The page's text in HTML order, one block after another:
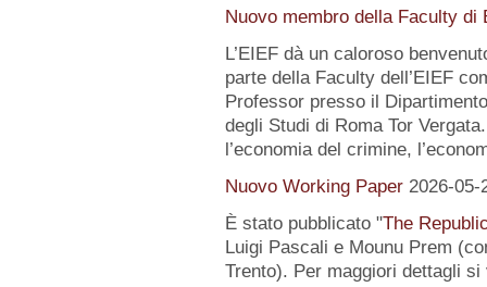
Nuovo membro della Faculty di
L’EIEF dà un caloroso
parte della Faculty dell’EIEF
Professor presso il
degli Studi di Roma Tor
l’economia del crimine,
Nuovo Working Paper 2026-05-
È stato pubblicato "The
Luigi Pascali e Mounu Prem
Trento). Per maggiori dettagli